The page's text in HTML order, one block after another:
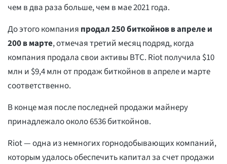
чем в два раза больше, чем в мае 2021 года.
До этого компания продал 250 биткойнов в апреле и
200 в марте, отмечая третий месяц подряд, когда
компания продала свои активы BTC. Riot получила $10
млн и $9,4 млн от продаж биткойнов в апреле и марте
соответственно.
В конце мая после последней продажи майнеру
принадлежало около 6536 биткойнов.
Riot — одна из немногих горнодобывающих компаний,
которым удалось обеспечить капитал за счет продажи